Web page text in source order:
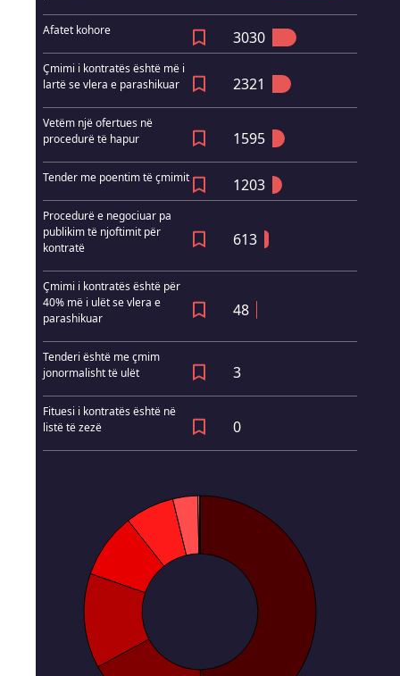
Afatet kohore 3030
Çmimi i kontratës është më i
lartë se vlera e parashikuar
2321
Vetëm një ofertues në
procedurë të hapur
1595
Tender me poentim të çmimit 1203
Procedurë e negociuar pa
publikim të njoftimit për
kontratë
613
Çmimi i kontratës është për
40% më i ulët se vlera e
parashikuar
48
Tenderi është me çmim
jonormalisht të ulët
3
Fituesi i kontratës është në
listë të zezë
0